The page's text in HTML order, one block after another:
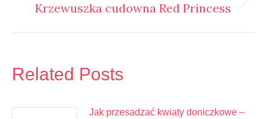
Następny
Krzewuszka cudowna Red Princess
Related Posts
Jak przesadzać kwiaty doniczkowe –